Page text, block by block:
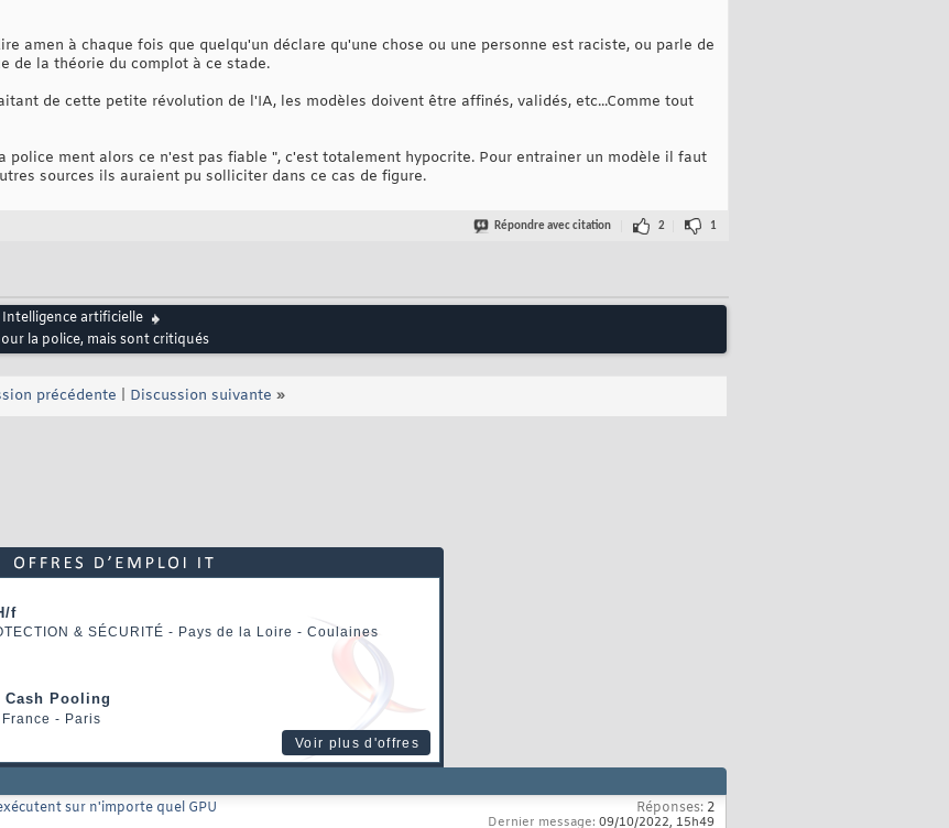
amen à chaque fois que quelqu'un déclare qu'une chose ou une personne est raciste, ou parle de
de la théorie du complot à ce stade.
de cette petite révolution de l'IA, les modèles doivent être affinés, validés, etc...Comme tout
police ment alors ce n'est pas fiable ", c'est totalement hypocrite. Pour entrainer un modèle il faut
sources ils auraient pu solliciter dans ce cas de figure.
Répondre avec citation 2 1
Intelligence artificielle
la police, mais sont critiqués
précédente Discussion suivante »
f
& SÉCURITÉ - Pays de la Loire - Coulaines
Cash Pooling
- Paris
Voir plus d'offres
sur n'importe quel GPU Réponses: 2
Dernier message: 09/10/2022, 15h49